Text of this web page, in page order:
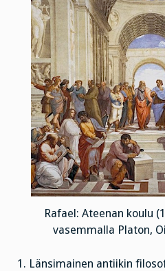
Rafael: Ateenan koulu
vasemmalla Platon,
1. Länsimainen antiikin